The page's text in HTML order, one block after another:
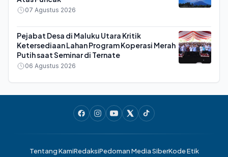
07 Agustus 2026
Pejabat Desa di Maluku Utara Kritik
Ketersediaan Lahan Program Koperasi Merah
Putih saat Seminar di Ternate
06 Agustus 2026
Tentang KamiRedaksiPedoman Media SiberKode Etik